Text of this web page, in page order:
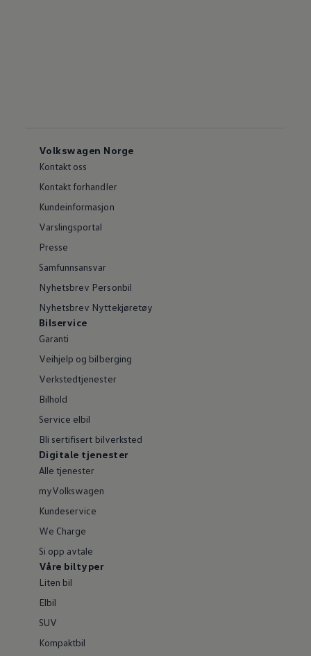
Volkswagen Norge
Kontakt oss
Kontakt forhandler
Kundeinformasjon
Varslingsportal
Presse
Samfunnsansvar
Nyhetsbrev Personbil
Nyhetsbrev Nyttekjøretøy
Bilservice
Garanti
Veihjelp og bilberging
Verkstedtjenester
Bilhold
Service elbil
Bli sertifisert bilverksted
Digitale tjenester
Alle tjenester
myVolkswagen
Kundeservice
We Charge
Si opp avtale
Våre biltyper
Liten bil
Elbil
SUV
Kompaktbil